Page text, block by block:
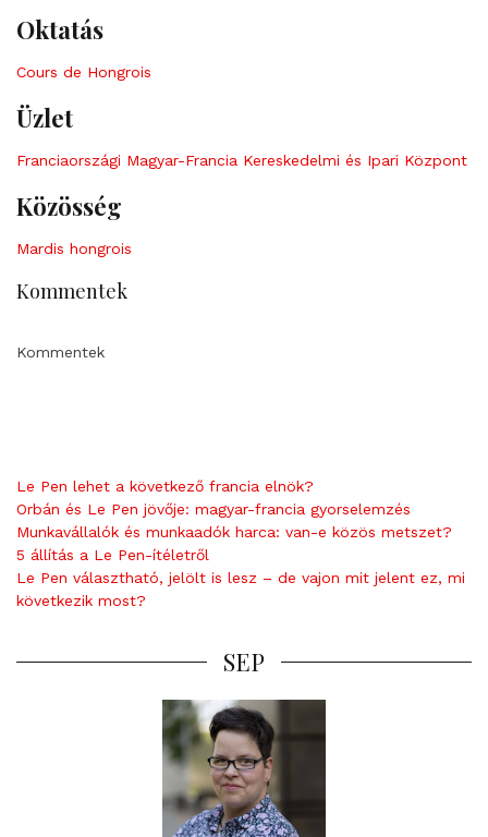
Oktatás
Cours de Hongrois
Üzlet
Franciaországi Magyar-Francia Kereskedelmi és Ipari Központ
Közösség
Mardis hongrois
Kommentek
Kommentek
Le Pen lehet a következő francia elnök?
Orbán és Le Pen jövője: magyar-francia gyorselemzés
Munkavállalók és munkaadók harca: van-e közös metszet?
5 állítás a Le Pen-ítéletről
Le Pen választható, jelölt is lesz – de vajon mit jelent ez, mi
következik most?
SEP